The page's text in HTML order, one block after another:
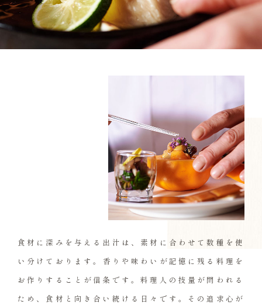
食材に深みを与える出汁は、 素材に合わせて数種を使
い分けております。 香りや味わいが記憶に残る料理を
お作りすることが信条です。料理人の技量が問われる
ため、 食材と向き合い続ける日々です。 その追求心が